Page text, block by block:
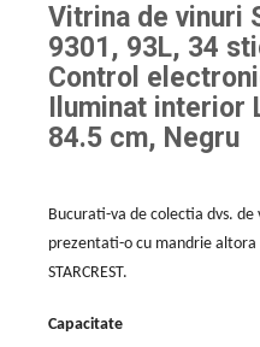
Vitrina de vinuri
9301, 93L, 34
Control
Iluminat interior
84.5 cm, Negru
Bucurati-va de colectia dvs.
prezentati-o cu mandrie
STARCREST.
Capacitate